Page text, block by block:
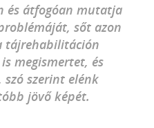
és átfogóan mutatja
sőt azon
tájrehabilitáción
megismertet, és
szó szerint elénk
jövő képét.